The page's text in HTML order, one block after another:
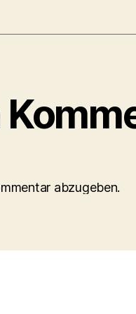
abzugeben.